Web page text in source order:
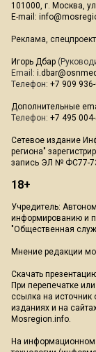
101000, г. Москва,
E-mail:
Реклама,
Игорь Дбар
Email:
Телефон: +7 909
Дополнительные
Телефон: +7 495 004-
Сетевое издание
региона"
запись ЭЛ № ФС77-
18+
Учредитель:
информированию и
"Общественная
Мнение редакции
Скачать
При перепечатке
ссылка на источник
изданиях и на
Mosregion.info.
На